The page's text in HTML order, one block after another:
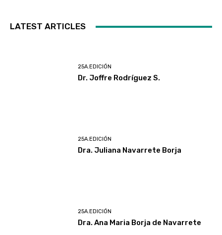
LATEST ARTICLES
25A.EDICIÓN
Dr. Joffre Rodríguez S.
25A.EDICIÓN
Dra. Juliana Navarrete Borja
25A.EDICIÓN
Dra. Ana Maria Borja de Navarrete